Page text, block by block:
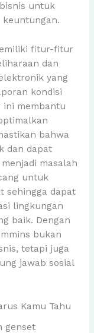
untuk
fitur-fitur
dan
yang
kondisi
membantu
bahwa
dan dapat
masalah
untuk
sehingga dapat
lingkungan
baik. Dengan
bukan
tetapi juga
jawab sosial
Kamu Tahu
genset